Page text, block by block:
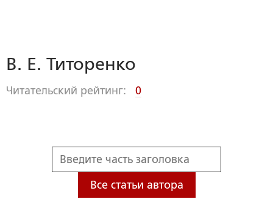
В. Е. Титоренко
Читательский рейтинг: 0
Все статьи автора